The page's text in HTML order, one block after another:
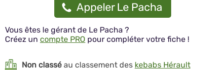
Appeler Le Pacha
Vous êtes le gérant de Le Pacha ?
Créez un compte PRO pour compléter votre fiche !
Non classé au classement des kebabs Hérault